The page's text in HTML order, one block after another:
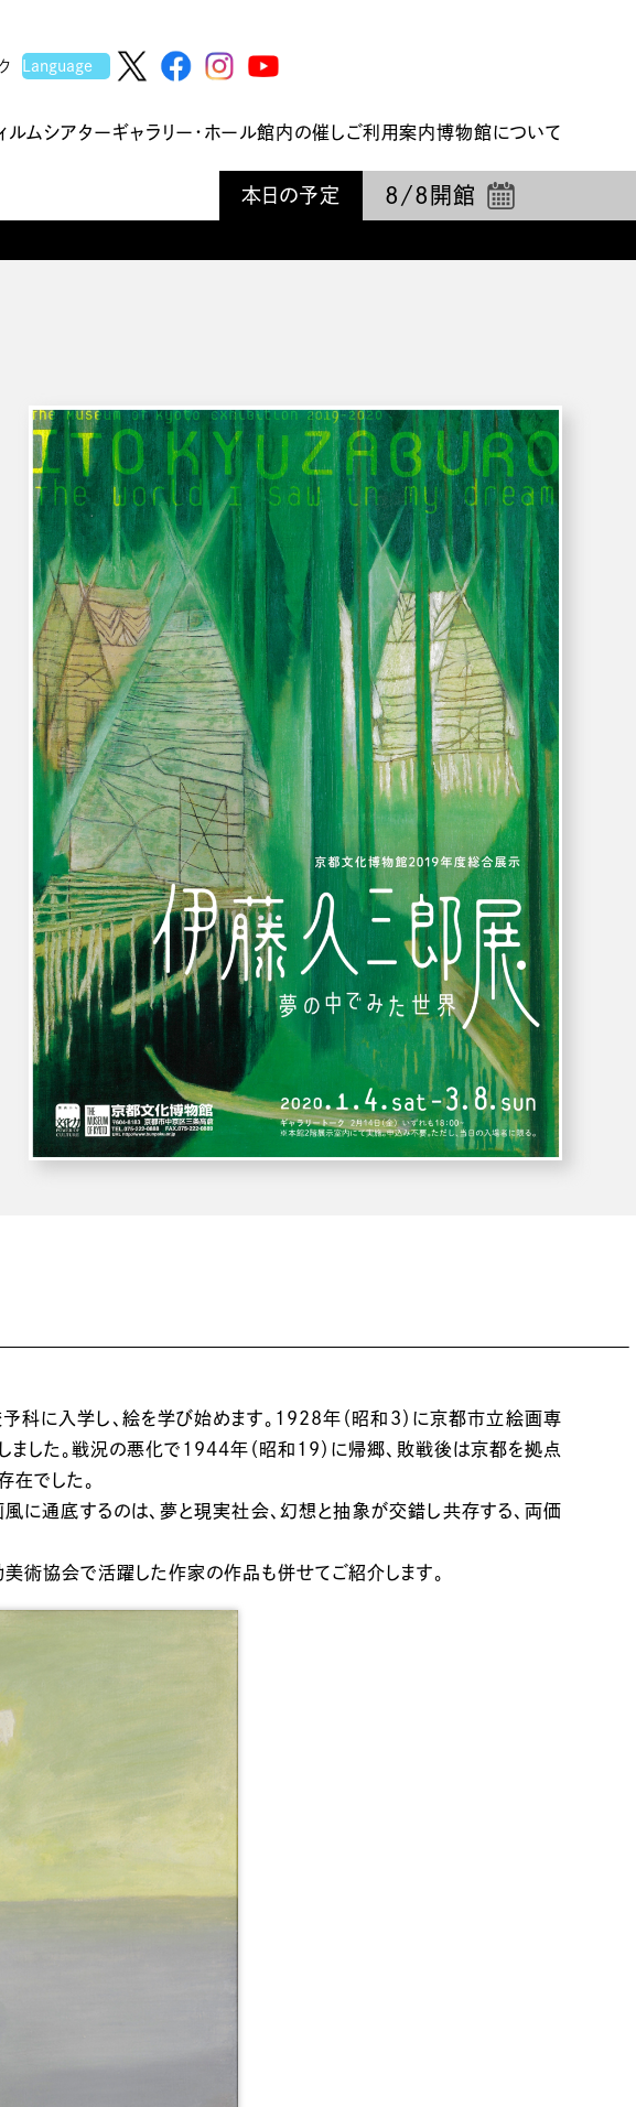
ルムシアターギャラリー・ホール館内の催しご利用案内博物館について
本日の予定 8/8 開館
に入学し、絵を学び始めます。1928年（昭和3）に京都市立絵画専
した。戦況の悪化で1944年（昭和19）に帰郷、敗戦後は京都を拠点
在でした。
に通底するのは、夢と現実社会、幻想と抽象が交錯し共存する、両価
術協会で活躍した作家の作品も併せてご紹介します。